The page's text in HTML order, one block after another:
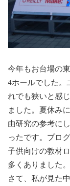
今年もお台場の
4ホールでした。
れでも狭いと感
ました。夏休み
由研究の参考に
ったです。プロ
子供向けの教材
多くありました。
さて、私が見た